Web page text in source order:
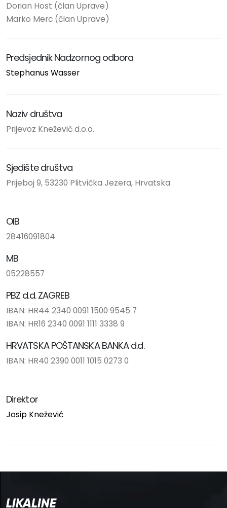
Dorian Host (član Uprave)
Marko Merc (član Uprave)
Predsjednik Nadzornog odbora
Stephanus Wasser
Naziv društva
Prijevoz Knežević d.o.o.
Sjedište društva
Prijeboj 9, 53230 Plitvička Jezera, Hrvatska
OIB
28416091804
MB
05228557
PBZ d.d. ZAGREB
IBAN: HR44 2340 0091 1500 9545 7
IBAN: HR16 2340 0091 1111 3338 9
HRVATSKA POŠTANSKA BANKA d.d.
IBAN: HR40 2390 0011 1015 0273 0
Direktor
Josip Knežević